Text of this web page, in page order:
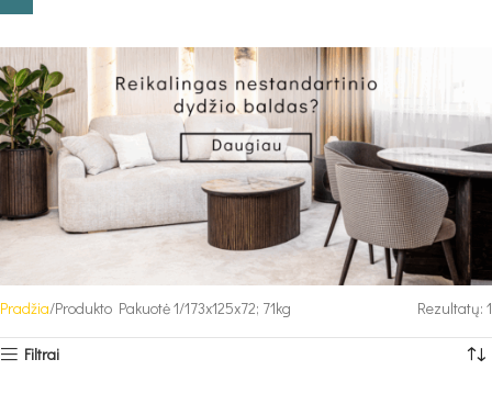
Pradžia Produkto Pakuotė 1 173x125x72; 71kg Rezultatų: 1
Filtrai